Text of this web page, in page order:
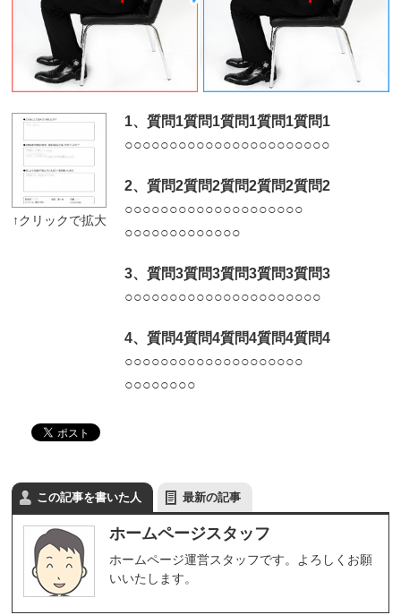
1、質問1質問1質問1質問1質問1
○○○○○○○○○○○○○○○○○○○○○○○
2、質問2質問2質問2質問2質問2
○○○○○○○○○○○○○○○○○○○○
○○○○○○○○○○○○○
3、質問3質問3質問3質問3質問3
○○○○○○○○○○○○○○○○○○○○○○
4、質問4質問4質問4質問4質問4
○○○○○○○○○○○○○○○○○○○○
○○○○○○○○
この記事を書いた人 最新の記事
ホームページスタッフ
ホームページ運営スタッフです。よろしくお願
いいたします。